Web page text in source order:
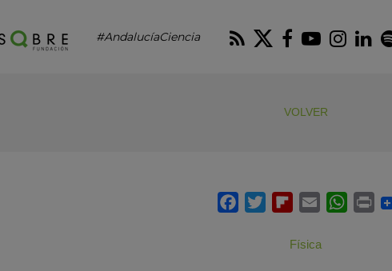
#AndalucíaCiencia RSS Twitter
Facebook
VOLVER
Física